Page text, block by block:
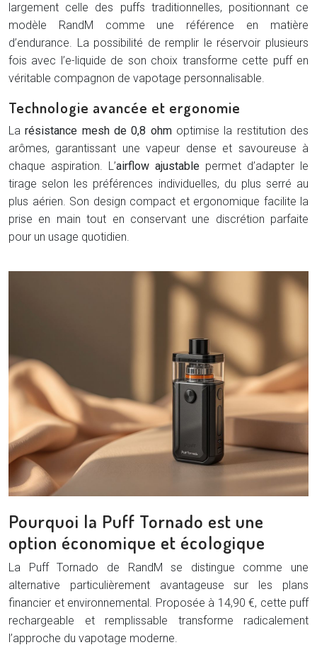
largement celle des puffs traditionnelles, positionnant ce
modèle RandM comme une référence en matière
d’endurance. La possibilité de remplir le réservoir plusieurs
fois avec l’e-liquide de son choix transforme cette puff en
véritable compagnon de vapotage personnalisable.
Technologie avancée et ergonomie
Larésistance mesh de 0,8 ohmoptimise la restitution des
arômes, garantissant une vapeur dense et savoureuse à
chaque aspiration. L’airflow ajustable permet d’adapter le
tirage selon les préférences individuelles, du plus serré au
plus aérien. Son design compact et ergonomique facilite la
prise en main tout en conservant une discrétion parfaite
pour un usage quotidien.
Pourquoi la Puff Tornado est une
option économique et écologique
La Puff Tornado de RandM se distingue comme une
alternative particulièrement avantageuse sur les plans
financier et environnemental. Proposée à 14,90 €, cette puff
rechargeable et remplissable transforme radicalement
l’approche du vapotage moderne.